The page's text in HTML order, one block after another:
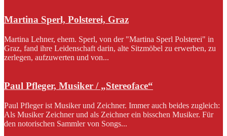
Martina Sperl, Polsterei, Graz
Martina Lehner, ehem. Sperl, von der "Martina Sperl Polsterei" in
Graz, fand ihre Leidenschaft darin, alte Sitzmöbel zu erwerben, zu
zerlegen, aufzuwerten und von...
Paul Pfleger, Musiker / „Stereoface“
Paul Pfleger ist Musiker und Zeichner. Immer auch beides zugleich:
Als Musiker Zeichner und als Zeichner ein bisschen Musiker. Für
den notorischen Sammler von Songs...